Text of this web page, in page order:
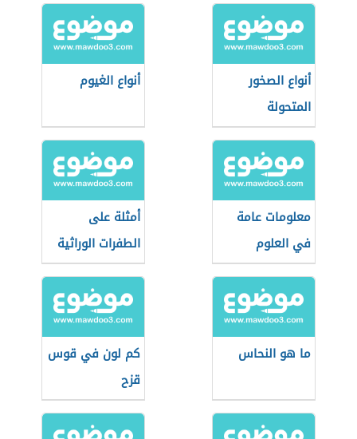
أنواع الصخور
المتحولة
أنواع الغيوم
معلومات عامة
في العلوم
أمثلة على
الطفرات الوراثية
ما هو النحاس
كم لون في قوس
قزح